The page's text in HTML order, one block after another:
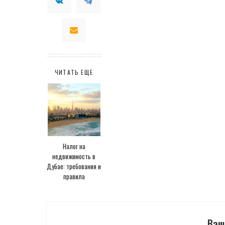
ЧИТАТЬ ЕЩЕ
Налог на
недвижимость в
Дубае: требования и
правила